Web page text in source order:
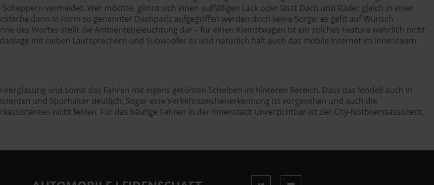
vermeidet. Wer möchte, gönnt sich einen auffälligen Lack oder lässt Dach und Räder gleich in einer
dann in Form so genannter Dashpads aufgegriffen werden doch keine Sorge: es geht auf Wunsch
des Wortes stellt die Ambientebeleuchtung dar – für einen Kleinstwagen ist ein solches Feature wahrlich nicht
mit sieben Lautsprechern und Subwoofer zu und natürlich hält auch das mobile Internet im Innenraum
und somit das Fahren mit eigens getönten Scheiben im hinteren Bereich. Dass das Modell auch in
und Spurhalter deutlich. Sogar eine Verkehrszeichenerkennung ist vorgesehen und auch die
nicht fehlen. Für das häufige Fahren in der Innenstadt unverzichtbar ist der City-Notbremsassistent,